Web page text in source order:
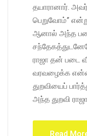
தயாரானார். அவர்
பெறுவோம்”
ஆனால் அந்த
ராஜா தன் படை
வரவழைக்க
துறவியைப்
அந்த துறவி
Read